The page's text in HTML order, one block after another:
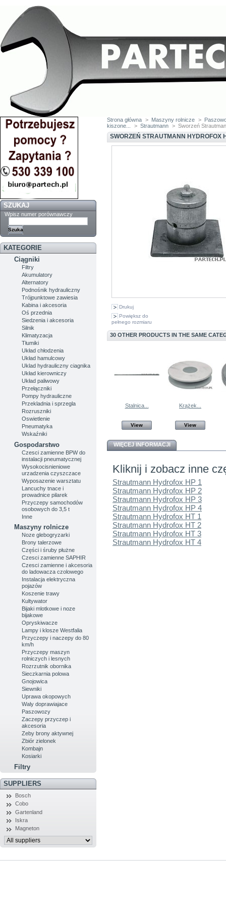
SZUKAJ
Wpisz numer porównawczy
KATEGORIE
Ciągniki
Filtry
Akumulatory
Alternatory
Podnośnik hydrauliczny
Trójpunktowe zawiesia
Kabina i akcesoria
Oś przednia
Siedzenia i akcesoria
Silnik
Klimatyzacja
Tłumiki
Układ chłodzenia
Układ hamulcowy
Uklad hydrauliczny ciagnika
Układ kierowniczy
Układ paliwowy
Przełączniki
Pompy hydrauliczne
Przekladnia i sprzegla
Rozruszniki
Oswietlenie
Pneumatyka
Wskaźniki
Gospodarstwo
Czesci zamienne BPW do
instalacji pneumatycznej
Wysokocisnieniowe
urzadzenia czyszczace
Wyposazenie warsztatu
Lancuchy tnace i
prowadnice pilarek
Przyczepy samochodów
osobowych do 3,5 t
Inne
Maszyny rolnicze
Noze glebogryzarki
Brony talerzowe
Części i śruby płużne
Czesci zamienne SAPHIR
Czesci zamienne i akcesoria
do ladowacza czolowego
Instalacja elektryczna
pojazów
Koszenie trawy
Kultywator
Bijaki mlotkowe i noze
bijakowe
Opryskiwacze
Lampy i klosze Westfalia
Przyczepy i naczepy do 80
km/h
Przyczepy maszyn
rolniczych i lesnych
Rozrzutnik obornika
Sieczkarnia polowa
Gnojowica
Siewniki
Uprawa okopowych
Waly doprawiajace
Paszowozy
Zaczepy przyczep i
akcesoria
Zeby brony aktywnej
Zbiór zielonek
Kombajn
Kosiarki
Filtry
SUPPLIERS
Bosch
Cobo
Gartenland
Iskra
Magneton
Strona główna > Maszyny rolnicze >
kiszone...
> Strautmann > Sworzeń
SWORZEŃ STRAUTMANN HYDROFOX
Drukuj
Powiększ do
pełnego rozmiaru
30 OTHER PRODUCTS IN THE SAME
Stalnica...
View
Krążek...
View
WIĘCEJ INFORMACJI
Kliknij i zobacz inne
Strautmann Hydrofox HP 1
Strautmann Hydrofox HP 2
Strautmann Hydrofox HP 3
Strautmann Hydrofox HP 4
Strautmann Hydrofox HT 1
Strautmann Hydrofox HT 2
Strautmann Hydrofox HT 3
Strautmann Hydrofox HT 4